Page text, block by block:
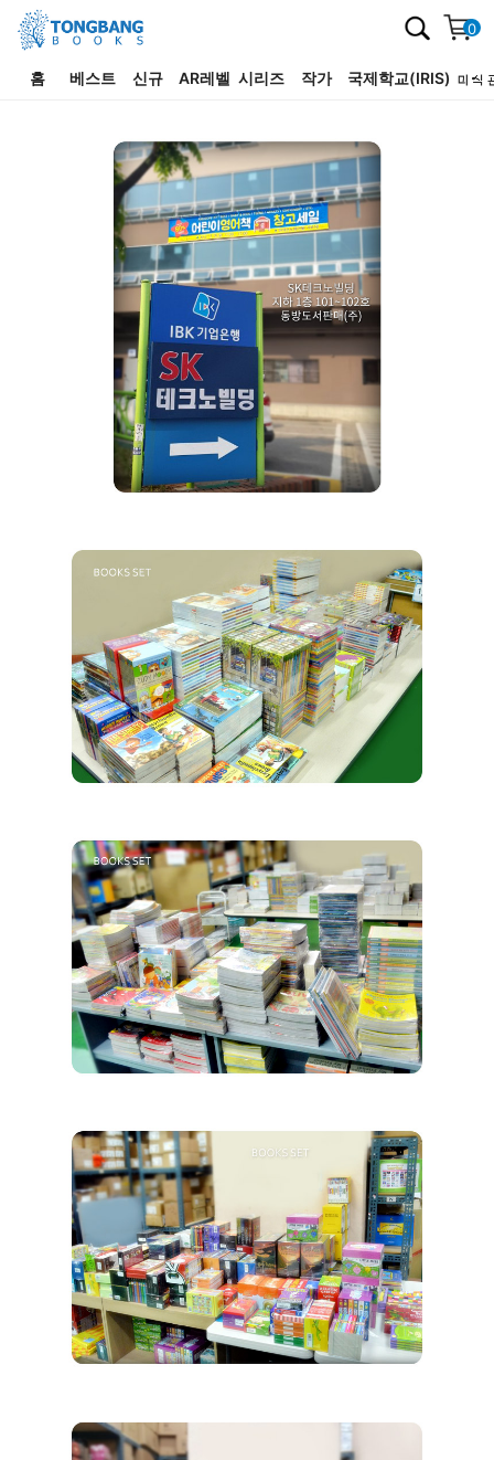
0
홈 베스트 신규 AR레벨 시리즈 작가 국제학교(IRIS)